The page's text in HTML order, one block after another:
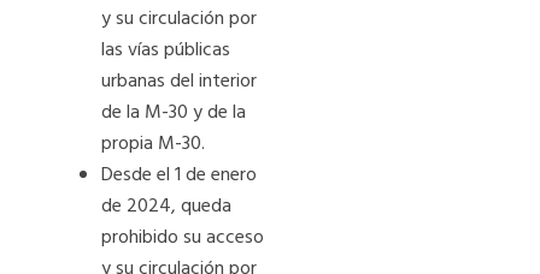
y su circulación por
las vías públicas
urbanas del interior
de la M-30 y de la
propia M-30.
Desde el 1 de enero
de 2024, queda
prohibido su acceso